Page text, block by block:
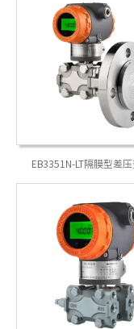
EB3351N-LT隔膜型差
拨码开关型智能温度
FS02侧装浮球液位
文特利流量计